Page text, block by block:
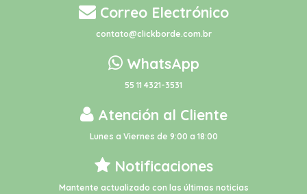
Correo Electrónico
contato@clickborde.com.br
WhatsApp
55 11 4321-3531
Atención al Cliente
Lunes a Viernes de 9:00 a 18:00
Notificaciones
Mantente actualizado con las últimas noticias